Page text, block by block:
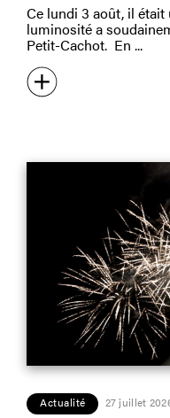
Ce lundi 3 août, il était
luminosité a
Petit-Cachot. En
Actualité 27 juillet